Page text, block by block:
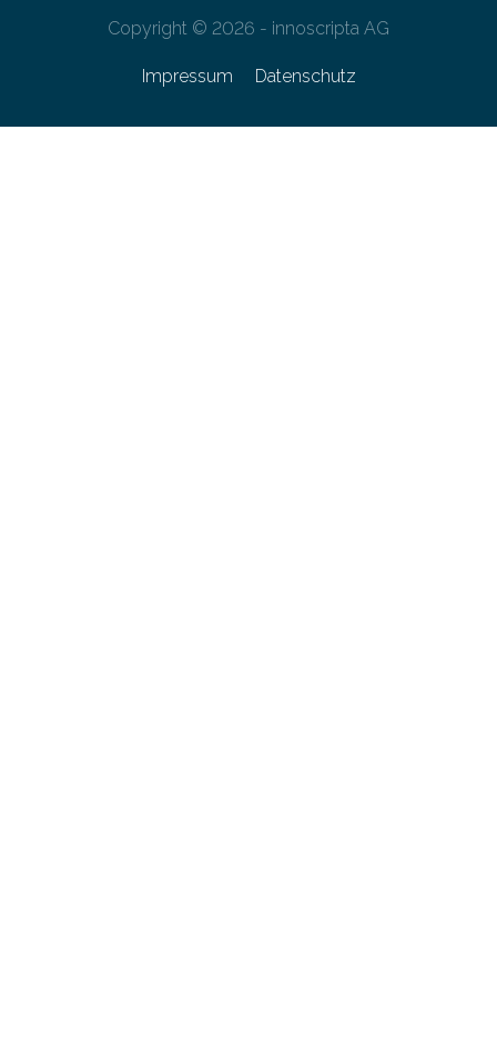
Copyright © 2026 - innoscripta AG
Impressum Datenschutz